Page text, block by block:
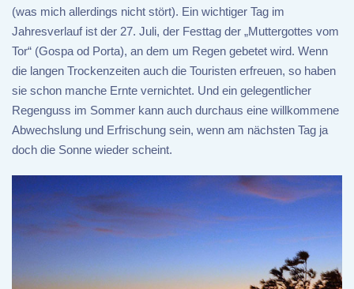
(was mich allerdings nicht stört). Ein wichtiger Tag im
Jahresverlauf ist der 27. Juli, der Festtag der „Muttergottes vom
Tor“ (Gospa od Porta), an dem um Regen gebetet wird. Wenn
die langen Trockenzeiten auch die Touristen erfreuen, so haben
sie schon manche Ernte vernichtet. Und ein gelegentlicher
Regenguss im Sommer kann auch durchaus eine willkommene
Abwechslung und Erfrischung sein, wenn am nächsten Tag ja
doch die Sonne wieder scheint.